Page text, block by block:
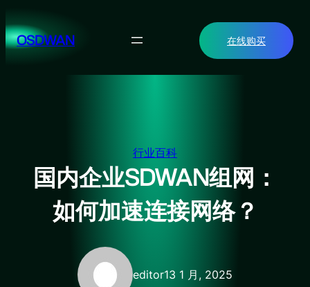
至
内OSDWAN 在线购买
行业百科
国内企业SDWAN组网：
如何加速连接网络？
editor13 1 月, 2025